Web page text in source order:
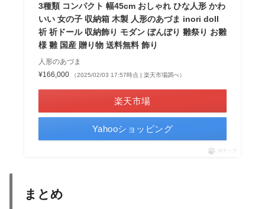
3種類 コンパクト 幅45cm おしゃれ ひな人形 かわ
いい 女の子 収納箱 木製 人形のあづま inori doll
祈 祈ドール 収納飾り モダン ぼんぼり 雛祭り お雛
様 雛 国産 贈り物 送料無料 飾り
人形のあづま
¥166,000
（2025/02/03 17:57時点 | 楽天市場調べ）
楽天市場
Yahooショッピング
ポチップ
まとめ